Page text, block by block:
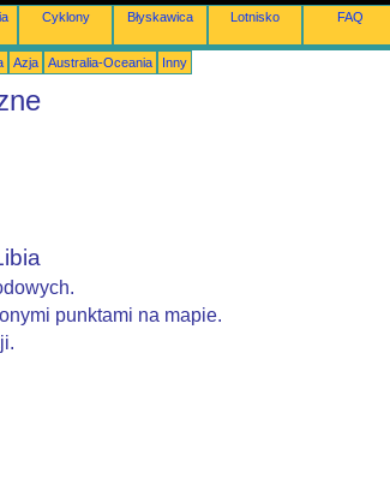
Cyklony Błyskawica Lotnisko FAQ
Azja Australia-Oceania Inny
punktami na mapie.